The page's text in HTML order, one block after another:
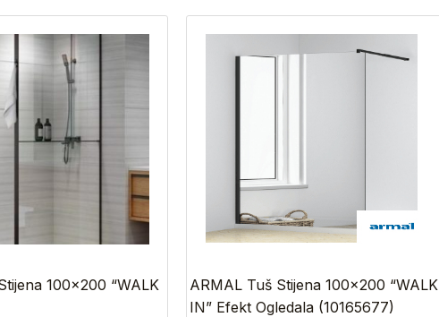
100×200 “WALK
ARMAL Tuš Stijena 100×200 “WALK
IN” Efekt Ogledala (10165677)